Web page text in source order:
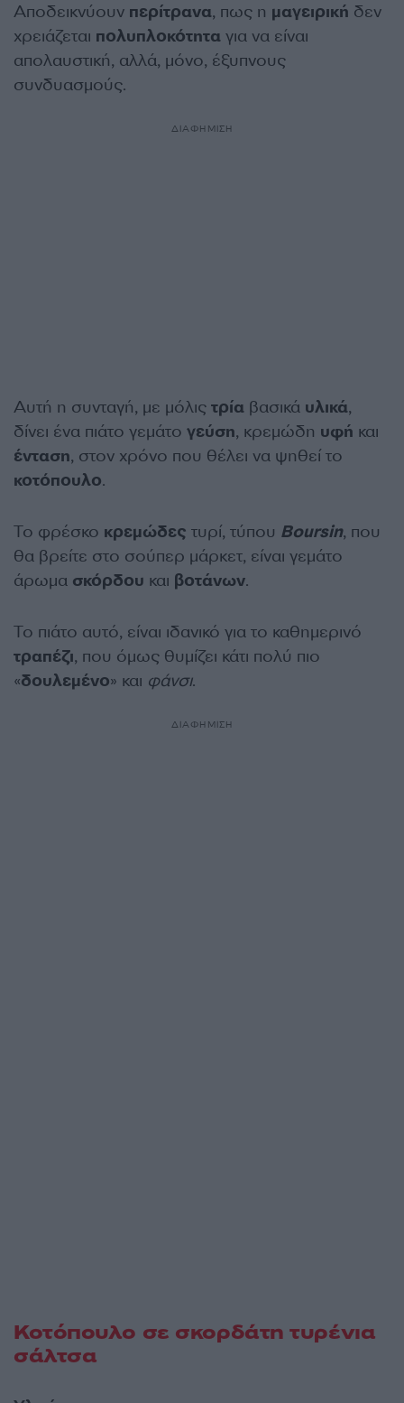
Αποδεικνύουν περίτρανα, πως η μαγειρική δεν
χρειάζεται πολυπλοκότητα για να είναι
απολαυστική, αλλά, μόνο, έξυπνους
συνδυασμούς.
ΔΙΑΦΗΜΙΣΗ
Αυτή η συνταγή, με μόλις τρία βασικά υλικά,
δίνει ένα πιάτο γεμάτο γεύση, κρεμώδη υφή και
ένταση, στον χρόνο που θέλει να ψηθεί το
κοτόπουλο.
Το φρέσκο κρεμώδες τυρί, τύπου Boursin, που
θα βρείτε στο σούπερ μάρκετ, είναι γεμάτο
άρωμα σκόρδου και βοτάνων.
Το πιάτο αυτό, είναι ιδανικό για το καθημερινό
τραπέζι, που όμως θυμίζει κάτι πολύ πιο
«δουλεμένο» και φάνσι.
ΔΙΑΦΗΜΙΣΗ
Κοτόπουλο σε σκορδάτη τυρένια
σάλτσα